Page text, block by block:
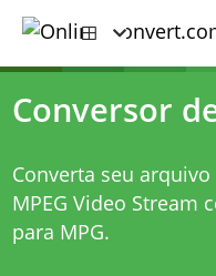
Conversor
Converta seu
MPEG Video Stream
para MPG.